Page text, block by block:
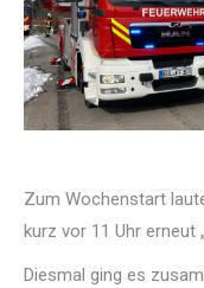
Zum Wochenstart
kurz vor 11 Uhr erneut
Diesmal ging es